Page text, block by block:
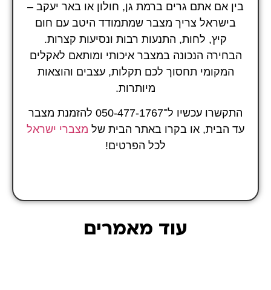
בין אם אתם גרים ברמת גן, חולון או באר יעקב –
בישראל צריך מצבר שמתמודד היטב עם חום
קיץ, לחות, התנעות רבות ונסיעות קצרות.
הבחירה הנכונה במצבר איכותי ומותאם לאקלים
המקומי תחסוך לכם תקלות, עצבים והוצאות
מיותרות.
התקשרו עכשיו ל־050-477-1767 להזמנת מצבר
עד הבית, או בקרו באתר הבית של מצברי ישראל
לכל הפרטים!
עוד מאמרים